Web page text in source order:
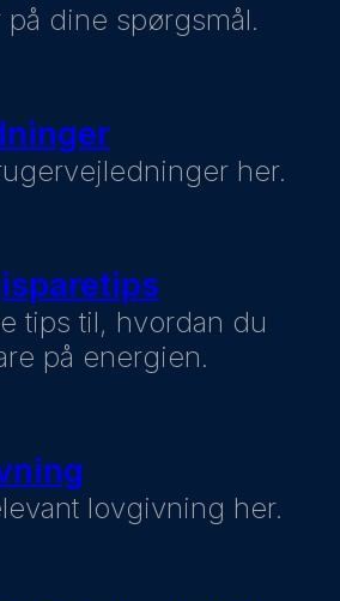
på dine spørgsmål.
her.
tips til, hvordan du
på energien.
lovgivning her.